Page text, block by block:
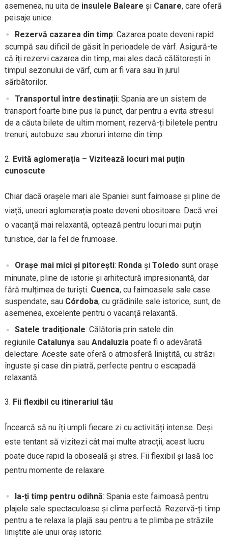
asemenea, nu uita de insulele Baleare și Canare, care oferă
peisaje unice.
Rezervă cazarea din timp: Cazarea poate deveni rapid
scumpă sau dificil de găsit în perioadele de vârf. Asigură-te
că îți rezervi cazarea din timp, mai ales dacă călătorești în
timpul sezonului de vârf, cum ar fi vara sau în jurul
sărbătorilor.
Transportul între destinații: Spania are un sistem de
transport foarte bine pus la punct, dar pentru a evita stresul
de a căuta bilete de ultim moment, rezervă-ți biletele pentru
trenuri, autobuze sau zboruri interne din timp.
Evită aglomerația – Vizitează locuri mai puțin
cunoscute
Chiar dacă orașele mari ale Spaniei sunt faimoase și pline de
viață, uneori aglomerația poate deveni obositoare. Dacă vrei
o vacanță mai relaxantă, optează pentru locuri mai puțin
turistice, dar la fel de frumoase.
Orașe mai mici și pitorești: Rondași Toledo sunt orașe
minunate, pline de istorie și arhitectură impresionantă, dar
fără mulțimea de turiști. Cuenca, cu faimoasele sale case
suspendate, sau Córdoba, cu grădinile sale istorice, sunt, de
asemenea, excelente pentru o vacanță relaxantă.
Satele tradiționale: Călătoria prin satele din
regiunile Catalunya sau Andaluzia poate fi o adevărată
delectare. Aceste sate oferă o atmosferă liniștită, cu străzi
înguste și case din piatră, perfecte pentru o escapadă
relaxantă.
Fii flexibil cu itinerariul tău
Încearcă să nu îți umpli fiecare zi cu activități intense. Deși
este tentant să vizitezi cât mai multe atracții, acest lucru
poate duce rapid la oboseală și stres. Fii flexibil și lasă loc
pentru momente de relaxare.
Ia-ți timp pentru odihnă: Spania este faimoasă pentru
plajele sale spectaculoase și clima perfectă. Rezervă-ți timp
pentru a te relaxa la plajă sau pentru a te plimba pe străzile
liniștite ale unui oraș istoric.